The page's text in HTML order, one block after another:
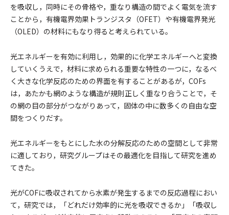
を吸収し，同時にその骨格や，重なり構造の間でよく電気を流す
ことから，有機電界効果トランジスタ（OFET）や有機電界発光
（OLED）の材料にもなり得ると考えられている。
光エネルギーを有効に利用し，効果的に化学エネルギーへと変換
していくうえで，材料に求められる重要な特性の一つに，なるべ
く大きな化学反応のための界面を有することがあるが，COFs
は，あたかも網のような構造が規則正しく重なり合うことで，そ
の網の目の部分がつながりあって，固体の中に数多くの自由な空
間をつくりだす。
光エネルギーをもとにした水の分解反応のための空間として非常
に適しており，研究グループはその最適化を目指して研究を進め
てきた。
光がCOFに吸収されてから水素が発生するまでの反応過程におい
て，研究では，「どれだけ効率的に光を吸収できるか」「吸収し